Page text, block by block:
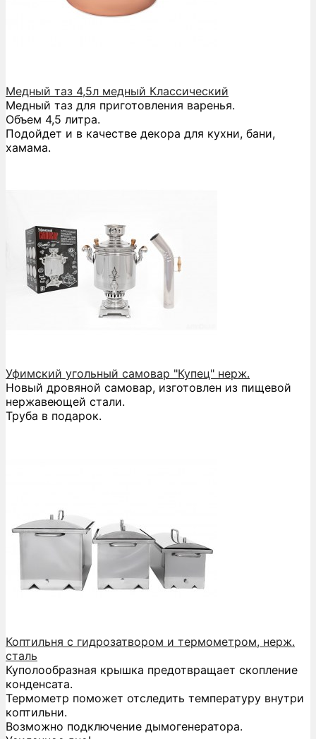
Медный таз 4,5л медный Классический
Медный таз для приготовления варенья.
Объем 4,5 литра.
Подойдет и в качестве декора для кухни, бани,
хамама.
Уфимский угольный самовар "Купец" нерж.
Новый дровяной самовар, изготовлен из пищевой
нержавеющей стали.
Труба в подарок.
Коптильня с гидрозатвором и термометром, нерж.
сталь
Куполообразная крышка предотвращает скопление
конденсата.
Термометр поможет отследить температуру внутри
коптильни.
Возможно подключение дымогенератора.